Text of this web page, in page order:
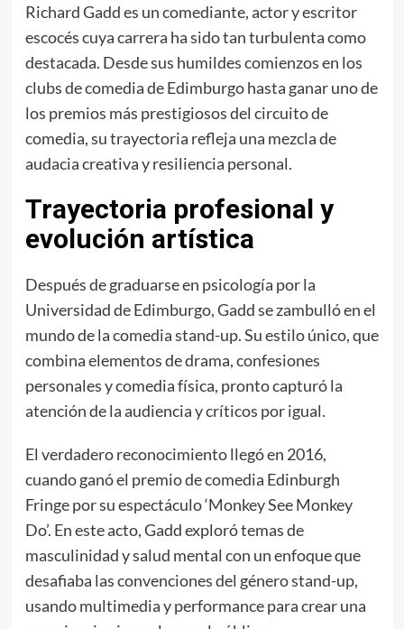
Richard Gadd es un comediante, actor y escritor
escocés cuya carrera ha sido tan turbulenta como
destacada. Desde sus humildes comienzos en los
clubs de comedia de Edimburgo hasta ganar uno de
los premios más prestigiosos del circuito de
comedia, su trayectoria refleja una mezcla de
audacia creativa y resiliencia personal.
Trayectoria profesional y
evolución artística
Después de graduarse en psicología por la
Universidad de Edimburgo, Gadd se zambulló en el
mundo de la comedia stand-up. Su estilo único, que
combina elementos de drama, confesiones
personales y comedia física, pronto capturó la
atención de la audiencia y críticos por igual.
El verdadero reconocimiento llegó en 2016,
cuando ganó el premio de comedia Edinburgh
Fringe por su espectáculo ‘Monkey See Monkey
Do’. En este acto, Gadd exploró temas de
masculinidad y salud mental con un enfoque que
desafiaba las convenciones del género stand-up,
usando multimedia y performance para crear una